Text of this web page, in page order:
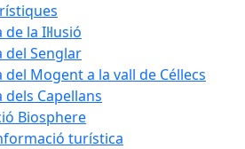
de la Il·lusió
del Senglar
del Mogent a la vall de Céllecs
dels Capellans
Biosphere
turística